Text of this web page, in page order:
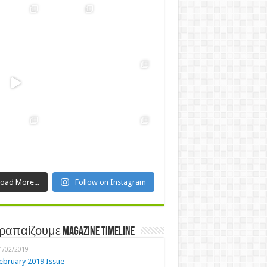
More... Follow on Instagram
Magazine Timeline
02/2019
2019 Issue